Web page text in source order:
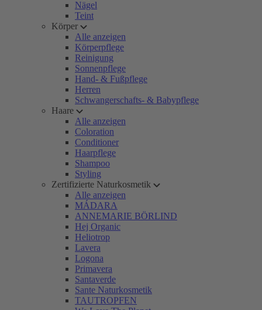
Nägel
Teint
Körper
Alle anzeigen
Körperpflege
Reinigung
Sonnenpflege
Hand- & Fußpflege
Herren
Schwangerschafts- & Babypflege
Haare
Alle anzeigen
Coloration
Conditioner
Haarpflege
Shampoo
Styling
Zertifizierte Naturkosmetik
Alle anzeigen
MÁDARA
ANNEMARIE BÖRLIND
Hej Organic
Heliotrop
Lavera
Logona
Primavera
Santaverde
Sante Naturkosmetik
TAUTROPFEN